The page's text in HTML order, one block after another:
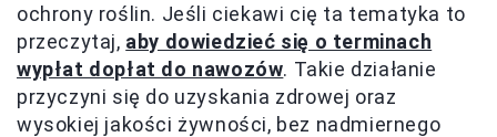
ochrony roślin. Jeśli ciekawi cię ta tematyka to
przeczytaj, aby dowiedzieć się o terminach
wypłat dopłat do nawozów. Takie działanie
przyczyni się do uzyskania zdrowej oraz
wysokiej jakości żywności, bez nadmiernego